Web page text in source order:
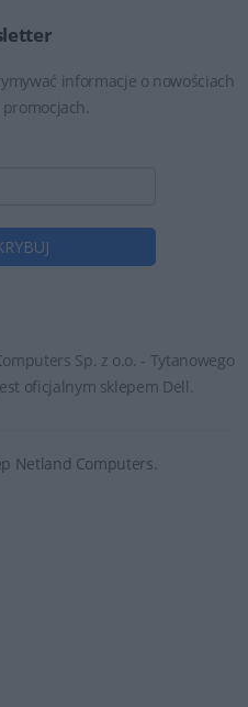
informacje o nowościach
Sp. z o.o. - Tytanowego
oficjalnym sklepem Dell.
Netland Computers.